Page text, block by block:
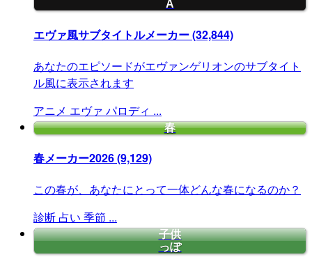
A
エヴァ風サブタイトルメーカー(32,844)
あなたのエピソードがエヴァンゲリオンのサブタイト
ル風に表示されます
アニメ エヴァ パロディ ...
春
春メーカー2026(9,129)
この春が、あなたにとって一体どんな春になるのか？
診断 占い 季節 ...
子供
っぽ